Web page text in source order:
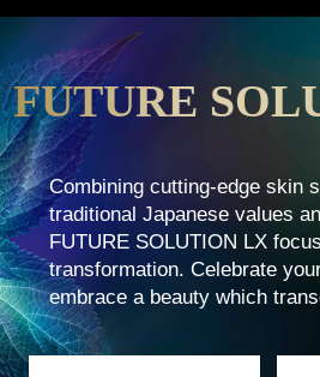
FUTURE
Combining cutting-edge skin
traditional Japanese values
FUTURE SOLUTION LX
transformation. Celebrate
embrace a beauty which